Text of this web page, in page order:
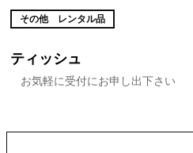
その他 レンタル品
ティッシュ
お気軽に受付にお申し出下さい